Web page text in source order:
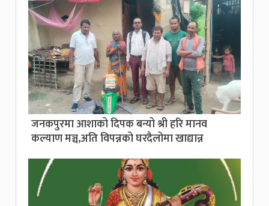
जनकपुरमा आशाको दिपक बन्यो श्री हरि मानव
कल्याण मञ्च,अति विपन्नको घरदैलोमा खाद्यान्न